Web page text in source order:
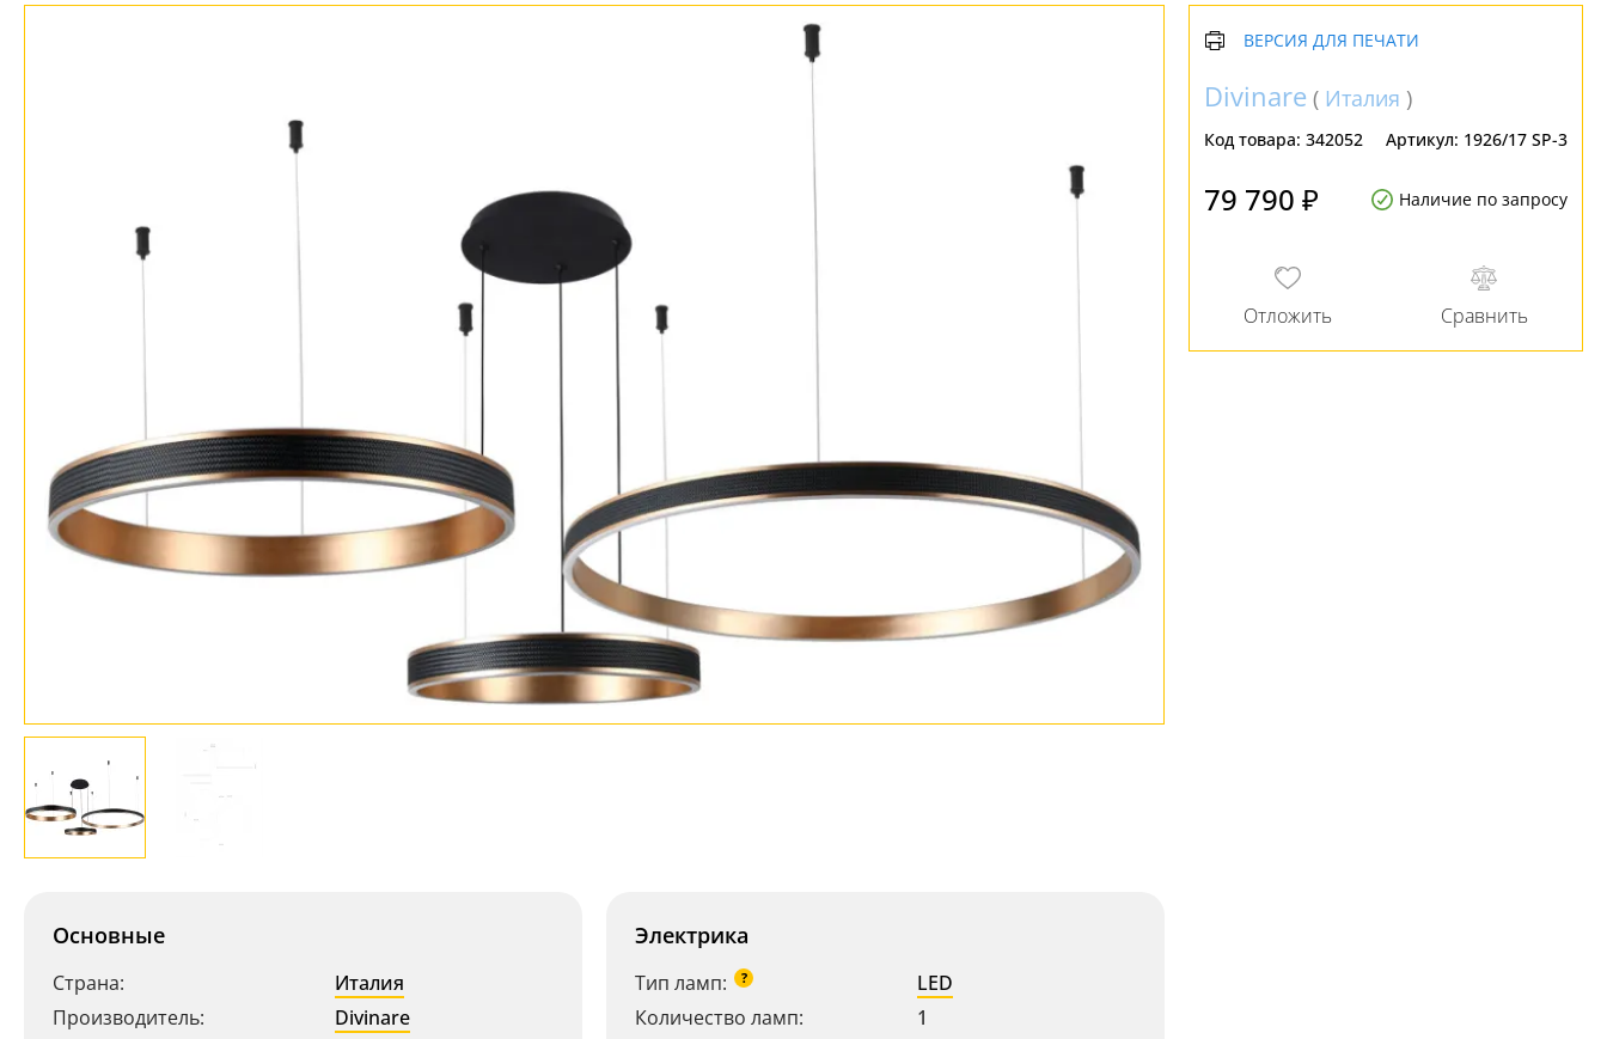
Основные
Страна:
Италия
Производитель:
Divinare
Электрика
Тип ламп: ?
LED
Количество ламп:
1
ВЕРСИЯ ДЛЯ ПЕЧАТИ
Divinare ( Италия )
Код товара: 342052 Артикул: 1926/17 SP-3
79 790 ₽ Наличие по запросу